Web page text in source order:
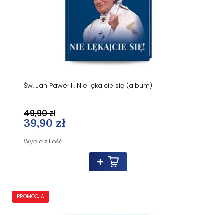
Św. Jan Paweł II. Nie lękajcie się (album)
39,90 zł
Wybierz ilość:
49,90 zł
PROMOCJA